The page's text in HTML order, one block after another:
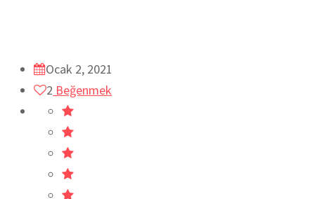
Ocak 2, 2021
2 Beğenmek